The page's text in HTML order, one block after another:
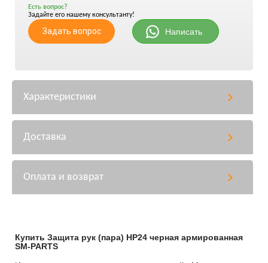
Есть вопрос?
Задайте его нашему консультанту!
Задать вопрос Написать
Характеристики
Доставка
Оплата и возврат
Купить Защита рук (пара) HP24 черная армированная
SM-PARTS